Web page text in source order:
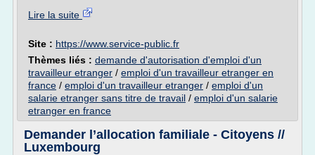
Lire la suite
Site : https://www.service-public.fr
Thèmes liés : demande d'autorisation d'emploi d'un
travailleur etranger / emploi d'un travailleur etranger en
france / emploi d'un travailleur etranger / emploi d'un
salarie etranger sans titre de travail / emploi d'un salarie
etranger en france
Demander l’allocation familiale - Citoyens //
Luxembourg